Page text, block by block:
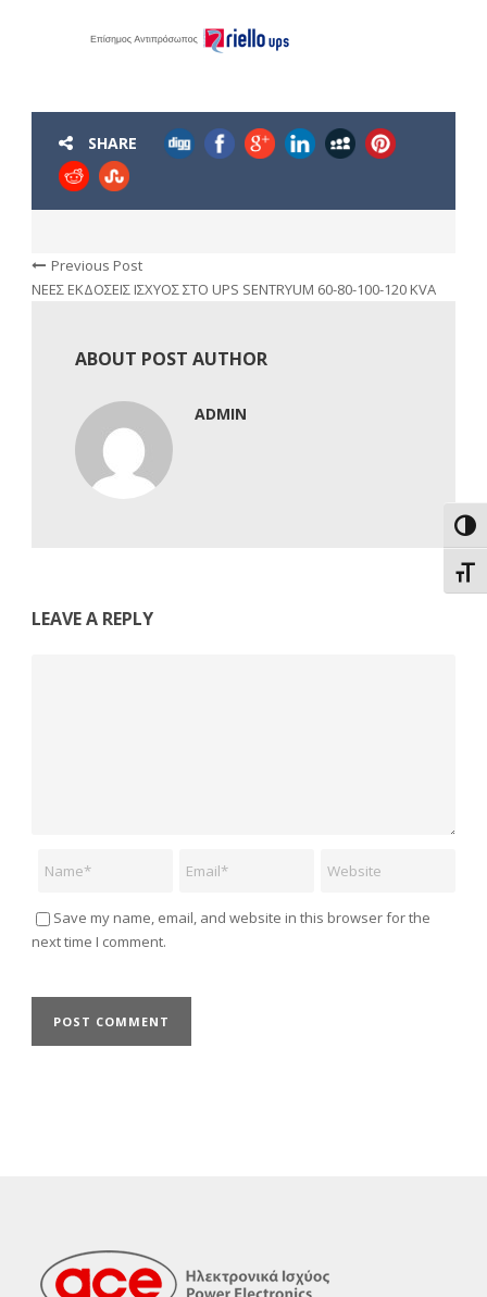
SHARE
Previous Post
ΝΕΕΣ ΕΚΔΟΣΕΙΣ ΙΣΧΥΟΣ ΣΤΟ UPS SENTRYUM 60-80-100-120 KVA
ABOUT POST AUTHOR
ADMIN
LEAVE A REPLY
Save my name, email, and website in this browser for the
next time I comment.